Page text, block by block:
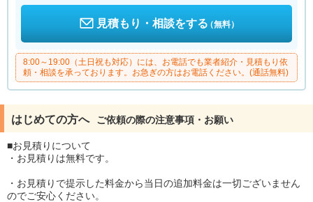
見積もり・相談をする（無料）
8:00～19:00（土日祝も対応）には、お電話でも業者紹介・見積もり依
頼・相談を承っております。お急ぎの方はお電話ください。(通話無料)
はじめての方へ ご依頼の際の注意事項・お願い
■お見積りについて
・お見積りは無料です。
・お見積りで提示した料金から当日の追加料金は一切ございません
のでご安心ください。